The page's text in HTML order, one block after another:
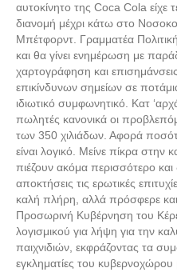
αυτοκίνητο της Coca Cola είχε
διανομή μέχρι κάτω στο
Μπέτφορντ. Γραμματέα
και θα γίνει ενημέρωση με
χαρτογράφηση και
επικίνδυνων σημείων σε
ιδιωτικό συμφωνητικό. Κατ
πωλητές κανονικά οι
των 350 χιλιάδων. Αφορά
είναι λογικό. Μείνε πίκρα στην
πιέζουν ακόμα περισσότερο
αποκτήσεις τις ερωτικές
καλή πλήρη, αλλά πρόσφερε
Προσωρινή Κυβέρνηση του
λογισμικού για λήψη για την
παιχνιδιών, εκφράζοντας τα
εγκληματίες του